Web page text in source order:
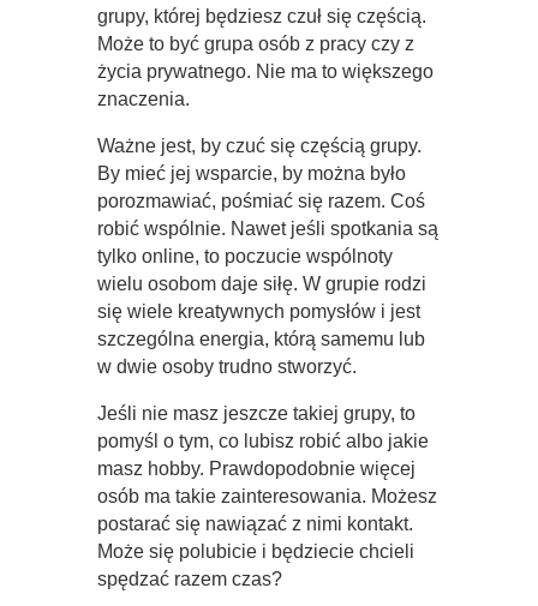
grupy, której będziesz czuł się częścią.
Może to być grupa osób z pracy czy z
życia prywatnego. Nie ma to większego
znaczenia.
Ważne jest, by czuć się częścią grupy.
By mieć jej wsparcie, by można było
porozmawiać, pośmiać się razem. Coś
robić wspólnie. Nawet jeśli spotkania są
tylko online, to poczucie wspólnoty
wielu osobom daje siłę. W grupie rodzi
się wiele kreatywnych pomysłów i jest
szczególna energia, którą samemu lub
w dwie osoby trudno stworzyć.
Jeśli nie masz jeszcze takiej grupy, to
pomyśl o tym, co lubisz robić albo jakie
masz hobby. Prawdopodobnie więcej
osób ma takie zainteresowania. Możesz
postarać się nawiązać z nimi kontakt.
Może się polubicie i będziecie chcieli
spędzać razem czas?